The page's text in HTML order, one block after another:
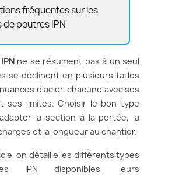
fréquentes sur les
poutres IPN
ne se résument pas à un seul
se déclinent en plusieurs tailles
d'acier, chacune avec ses
ses limites. Choisir le bon type
la section à la portée, la
et la longueur au chantier.
on détaille les différents types
IPN disponibles, leurs